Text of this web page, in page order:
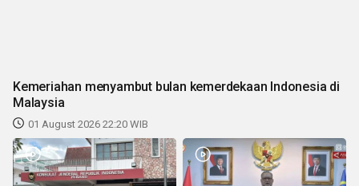
Kemeriahan menyambut bulan kemerdekaan Indonesia di
Malaysia
01 August 2026 22:20 WIB